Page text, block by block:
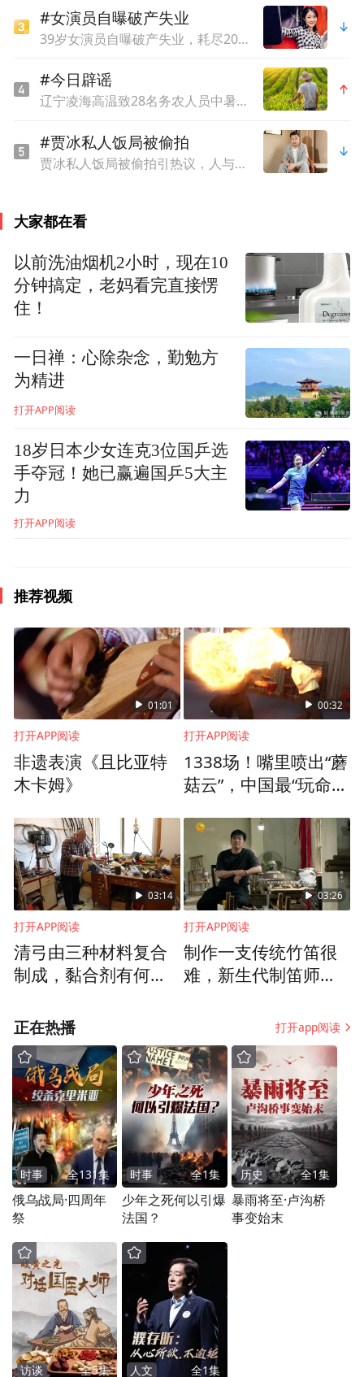
#女演员自曝破产失业
39岁女演员自曝破产失业，耗尽20年拍戏积蓄，只能靠年迈母亲接济
#今日辟谣
辽宁凌海高温致28名务农人员中暑死亡？官方回应
#贾冰私人饭局被偷拍
贾冰私人饭局被偷拍引热议，人与人之间还能有点信任吗？
大家都在看
以前洗油烟机2小时，现在10
分钟搞定，老妈看完直接愣
住！
一日禅：心除杂念，勤勉方
为精进
打开APP阅读
18岁日本少女连克3位国乒选
手夺冠！她已赢遍国乒5大主
力
打开APP阅读
推荐视频
01:01
打开APP阅读
非遗表演《且比亚特
木卡姆》
00:32
打开APP阅读
1338场！嘴里喷出“蘑
菇云”，中国最“玩命”
40多年
03:14
打开APP阅读
清弓由三种材料复合
制成，黏合剂有何奥
传承人解读
03:26
打开APP阅读
制作一支传统竹笛很
难，新生代制笛师正
正在热播 打开app阅读
时事 全131集
俄乌战局·四周年
祭
时事 全1集
少年之死何以引爆
法国？
历史 全1集
暴雨将至·卢沟桥
事变始末
访谈 全5集 人文 全1集